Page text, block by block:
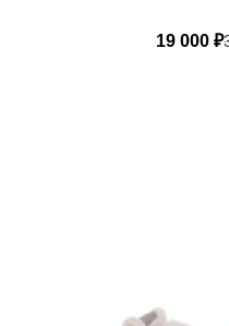
19 000 ₽